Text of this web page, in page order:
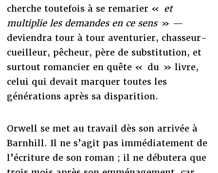
cherche toutefois à se remarier « et
multiplie les demandes en ce sens» —
deviendra tour à tour aventurier, chasseur-
cueilleur, pêcheur, père de substitution, et
surtout romancier en quête « du » livre,
celui qui devait marquer toutes les
générations après sa disparition.
Orwell se met au travail dès son arrivée à
Barnhill. Il ne s’agit pas immédiatement de
l’écriture de son roman ; il ne débutera que